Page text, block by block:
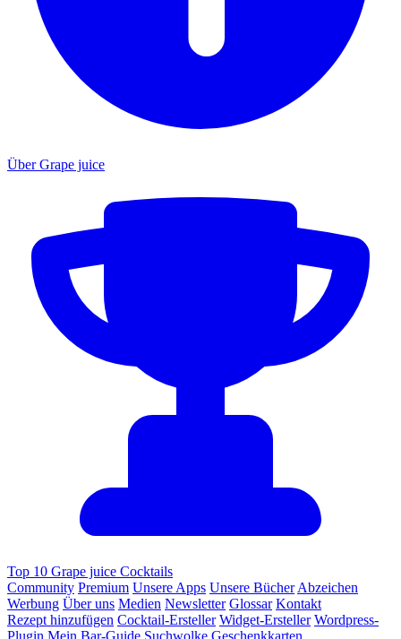
Über Grape juice
Top 10 Grape juice Cocktails
Community Premium Unsere Apps Unsere Bücher Abzeichen
Werbung Über uns Medien Newsletter Glossar Kontakt
Rezept hinzufügen Cocktail-Ersteller Widget-Ersteller Wordpress-